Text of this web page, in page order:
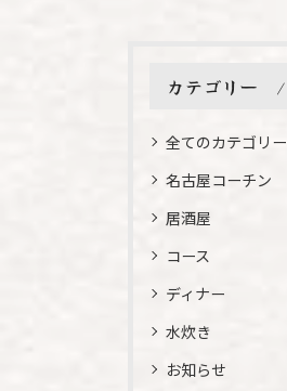
カテゴリー
全てのカテゴリー
名古屋コーチン
居酒屋
コース
ディナー
水炊き
お知らせ